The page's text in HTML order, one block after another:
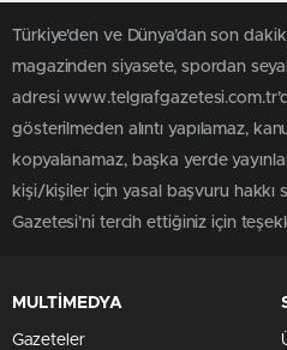
Türkiye'den ve Dünya’dan son
magazinden siyasete, spordan
adresi
gösterilmeden alıntı yapılamaz,
kopyalanamaz, başka yerde
kişi/kişiler için yasal başvuru hakkı
Gazetesi’ni tercih ettiğiniz için
MULTİMEDYA
Gazeteler